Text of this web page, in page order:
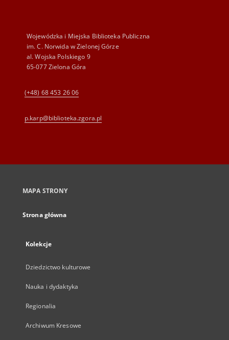
Wojewódzka i Miejska Biblioteka Publiczna
im. C. Norwida w Zielonej Górze
al. Wojska Polskiego 9
65-077 Zielona Góra
(+48) 68 453 26 06
p.karp@biblioteka.zgora.pl
MAPA STRONY
Strona główna
Kolekcje
Dziedzictwo kulturowe
Nauka i dydaktyka
Regionalia
Archiwum Kresowe